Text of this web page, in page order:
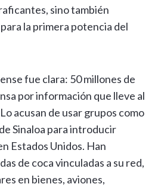
k
k
sino también
la primera potencia del
fue clara: 50 millones de
por información que lleve al
acusan de usar grupos como
Sinaloa para introducir
Estados Unidos. Han
de coca vinculadas a su red,
en bienes, aviones,